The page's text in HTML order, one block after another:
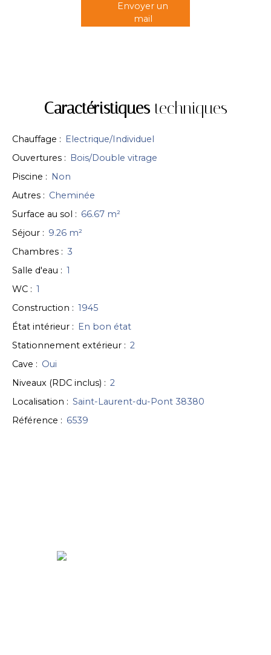
Envoyer un
mail
Caractéristiquestechniques
Chauffage : Electrique/Individuel
Ouvertures : Bois/Double vitrage
Piscine : Non
Autres : Cheminée
Surface au sol : 66.67 m²
Séjour : 9.26 m²
Chambres : 3
Salle d'eau : 1
WC : 1
Construction : 1945
État intérieur : En bon état
Stationnement extérieur : 2
Cave : Oui
Niveaux (RDC inclus) : 2
Localisation : Saint-Laurent-du-Pont 38380
Référence : 6539